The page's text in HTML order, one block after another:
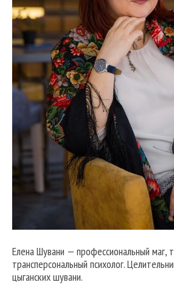
Елена Шувани — профессиональный маг,
трансперсональный психолог.
цыганских шувани.